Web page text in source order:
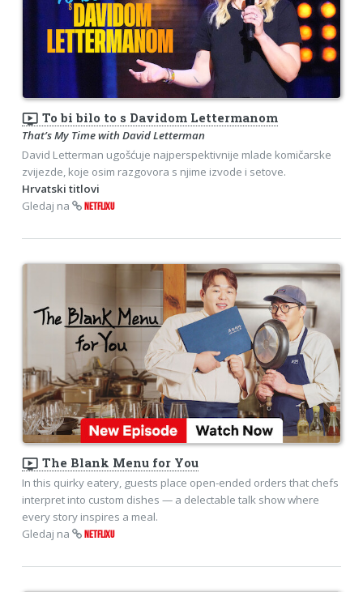
ondemand_video To bi bilo to s Davidom Lettermanom
That’s My Time with David Letterman
David Letterman ugošćuje najperspektivnije mlade komičarske
zvijezde, koje osim razgovora s njime izvode i setove.
Hrvatski titlovi
Gledaj na
NETFLIXU
ondemand_video The Blank Menu for You
In this quirky eatery, guests place open-ended orders that chefs
interpret into custom dishes — a delectable talk show where
every story inspires a meal.
Gledaj na
NETFLIXU